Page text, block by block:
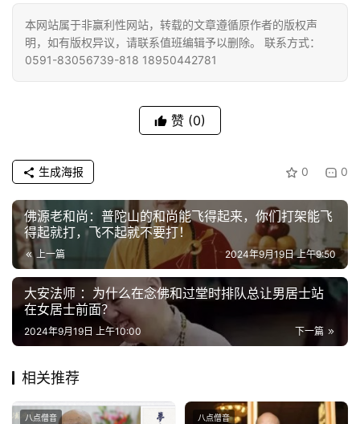
本网站属于非赢利性网站，转载的文章遵循原作者的版权声
明，如有版权异议，请联系值班编辑予以删除。 联系方式：
0591-83056739-818 18950442781
赞 (0)
0 0
生成海报
佛源老和尚：普陀山的和尚能飞得起来，你们打架能飞
得起就打，飞不起就不要打！
上一篇 2024年9月19日 上午9:50
大安法师 ：为什么在念佛和过堂时排队总让男居士站
在女居士前面？
下一篇
2024年9月19日 上午10:00
相关推荐
八点僧音 八点僧音